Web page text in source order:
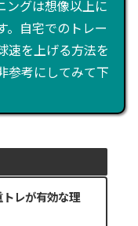
ングは想像以上に
。自宅でのトレー
速を上げる方法を
参考にしてみて下
レが有効な理